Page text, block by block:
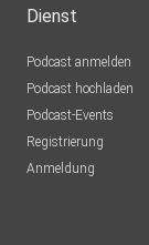
Dienst
Podcast anmelden
Podcast hochladen
Podcast-Events
Registrierung
Anmeldung